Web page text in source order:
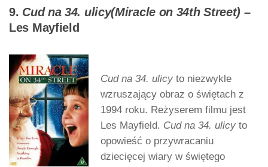
9. Cud na 34. ulicy(Miracle on 34th Street) –
Les Mayfield
Cud na 34. ulicy to niezwykle
wzruszający obraz o świętach z
1994 roku. Reżyserem filmu jest
Les Mayfield. Cud na 34. ulicy to
opowieść o przywracaniu
dziecięcej wiary w świętego